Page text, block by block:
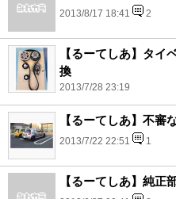
2013/8/17 18:41 2
【るーてしあ】タイ
換
2013/7/28 23:19
【るーてしあ】不審
2013/7/22 22:51 1
【るーてしあ】純正